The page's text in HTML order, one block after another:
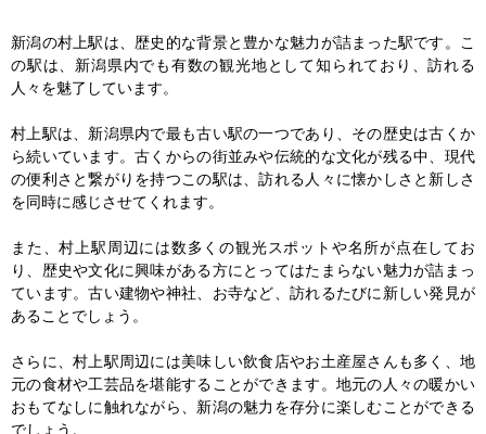
新潟の村上駅は、歴史的な背景と豊かな魅力が詰まった駅です。こ
の駅は、新潟県内でも有数の観光地として知られており、訪れる
人々を魅了しています。
村上駅は、新潟県内で最も古い駅の一つであり、その歴史は古くか
ら続いています。古くからの街並みや伝統的な文化が残る中、現代
の便利さと繋がりを持つこの駅は、訪れる人々に懐かしさと新しさ
を同時に感じさせてくれます。
また、村上駅周辺には数多くの観光スポットや名所が点在してお
り、歴史や文化に興味がある方にとってはたまらない魅力が詰まっ
ています。古い建物や神社、お寺など、訪れるたびに新しい発見が
あることでしょう。
さらに、村上駅周辺には美味しい飲食店やお土産屋さんも多く、地
元の食材や工芸品を堪能することができます。地元の人々の暖かい
おもてなしに触れながら、新潟の魅力を存分に楽しむことができる
でしょう。